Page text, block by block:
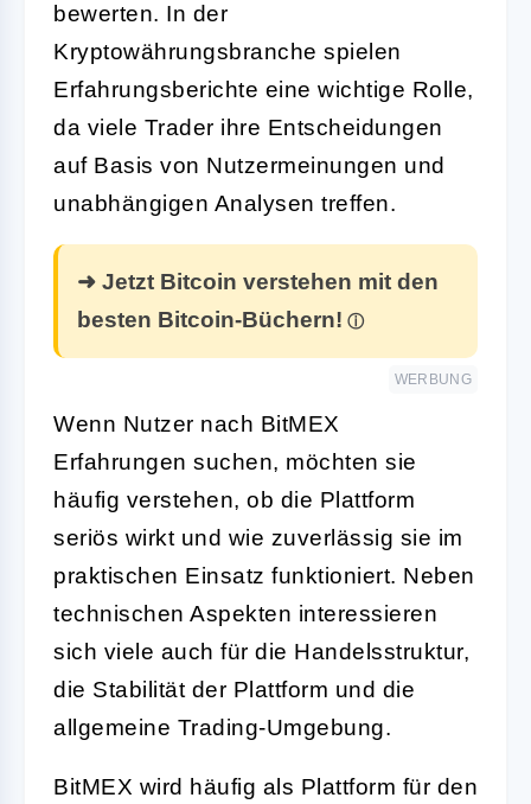
bewerten. In der
Kryptowährungsbranche spielen
Erfahrungsberichte eine wichtige Rolle,
da viele Trader ihre Entscheidungen
auf Basis von Nutzermeinungen und
unabhängigen Analysen treffen.
➜ Jetzt Bitcoin verstehen mit den
besten Bitcoin-Büchern!
WERBUNG
Wenn Nutzer nach BitMEX
Erfahrungen suchen, möchten sie
häufig verstehen, ob die Plattform
seriös wirkt und wie zuverlässig sie im
praktischen Einsatz funktioniert. Neben
technischen Aspekten interessieren
sich viele auch für die Handelsstruktur,
die Stabilität der Plattform und die
allgemeine Trading-Umgebung.
BitMEX wird häufig als Plattform für den